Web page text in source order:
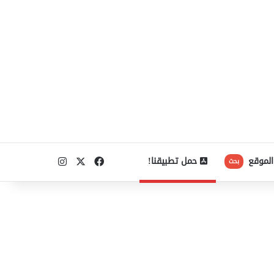
بحث حمل تطبيقنا! فيسبوكانستقرام